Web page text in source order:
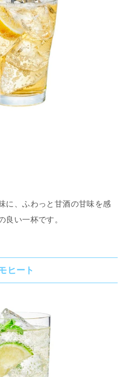
に、ふわっと甘酒の甘味を感
良い一杯です。
ヒート